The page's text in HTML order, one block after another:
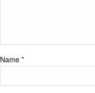
Name *